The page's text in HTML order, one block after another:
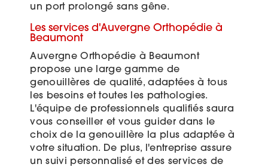
un port prolongé sans gêne.
Les services d'Auvergne Orthopédie à
Beaumont
Auvergne Orthopédie à Beaumont
propose une large gamme de
genouillères de qualité, adaptées à tous
les besoins et toutes les pathologies.
L'équipe de professionnels qualifiés saura
vous conseiller et vous guider dans le
choix de la genouillère la plus adaptée à
votre situation. De plus, l'entreprise assure
un suivi personnalisé et des services de